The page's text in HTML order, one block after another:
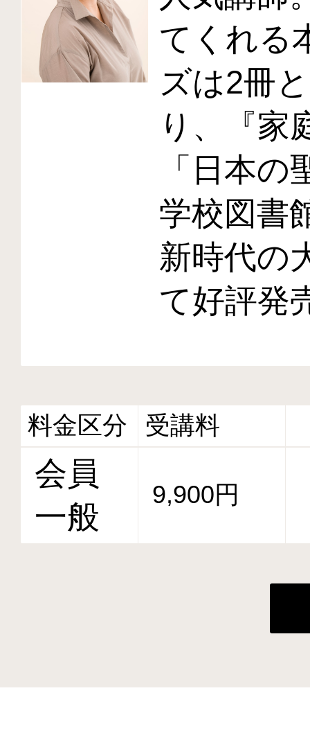
てくれる
ズは2冊
り、『家
「日本
学校図書
新時代の
て好評発
料金区分 受講料
会員
一般
9,900円